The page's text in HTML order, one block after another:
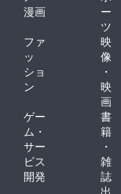
漫画
ー
ツ
ファ
ッ
ショ
ン
映
像
・
映
画
ゲー
ム・
サー
ビス
開発
書
籍
・
雑
誌